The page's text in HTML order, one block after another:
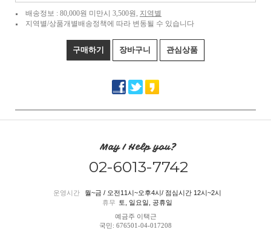
배송정보 : 80,000원 미만시 3,500원, 지역별
지역별/상품개별배송정책에 따라 변동될 수 있습니다
구매하기 장바구니 관심상품
May I Help you?
02-6013-7742
운영시간
월~금 / 오전11시~오후4시/ 점심시간 12시~2시
휴무
토, 일요일, 공휴일
예금주 이택근
국민: 676501-04-017208